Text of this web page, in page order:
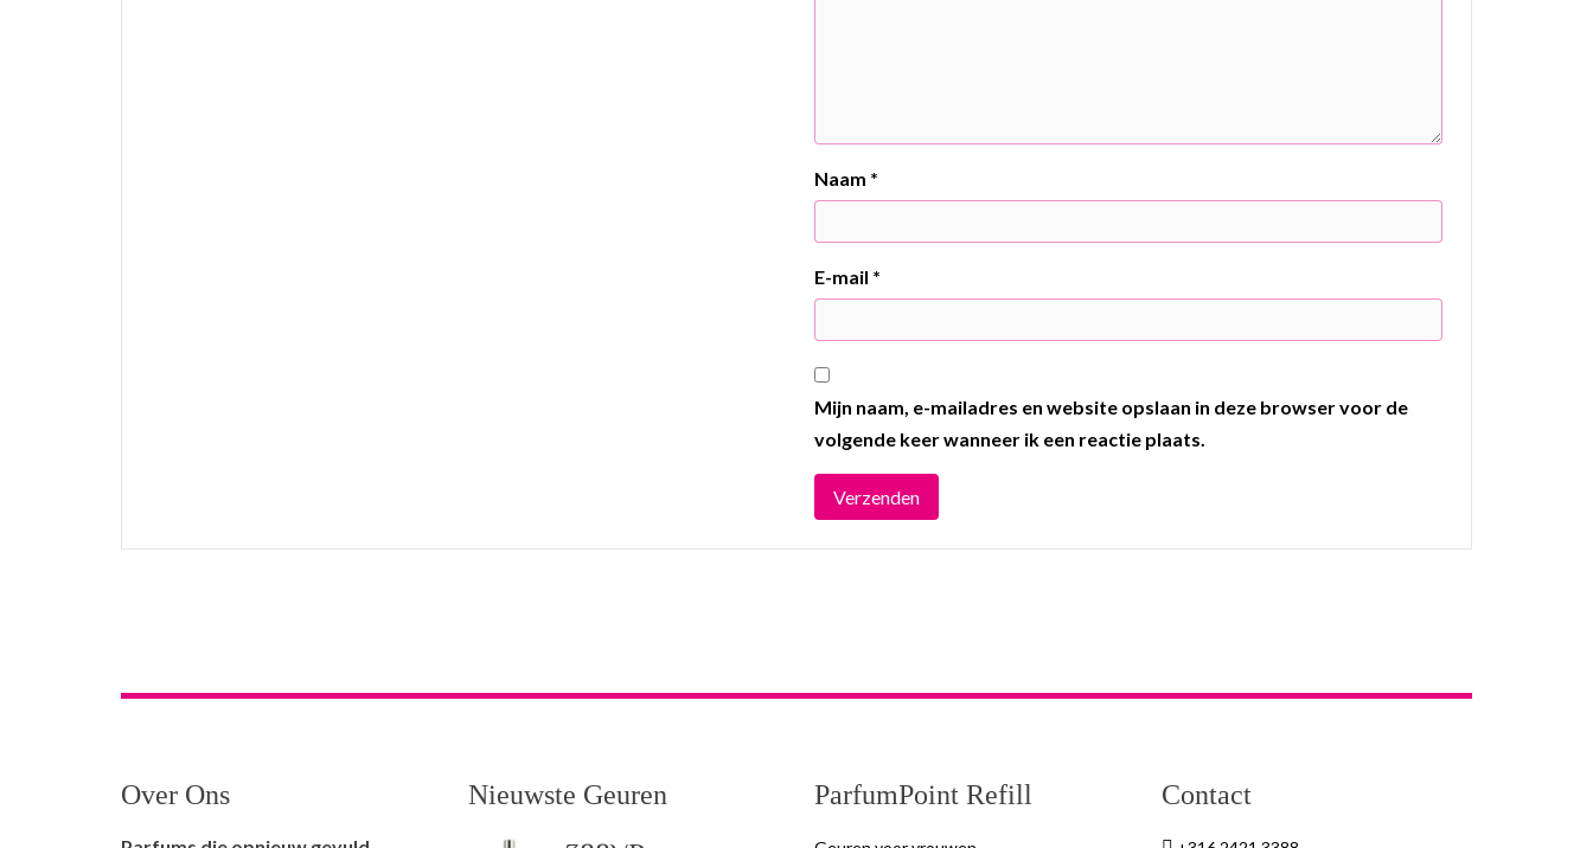
Naam *
E-mail *
Mijn naam, e-mailadres en website opslaan in deze browser voor de
volgende keer wanneer ik een reactie plaats.
Over Ons Nieuwste Geuren ParfumPoint Refill Contact